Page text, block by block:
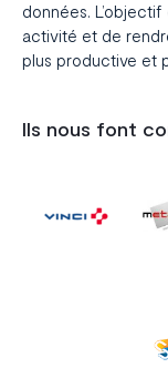
données.
activité et de
plus productive et
Ils nous font